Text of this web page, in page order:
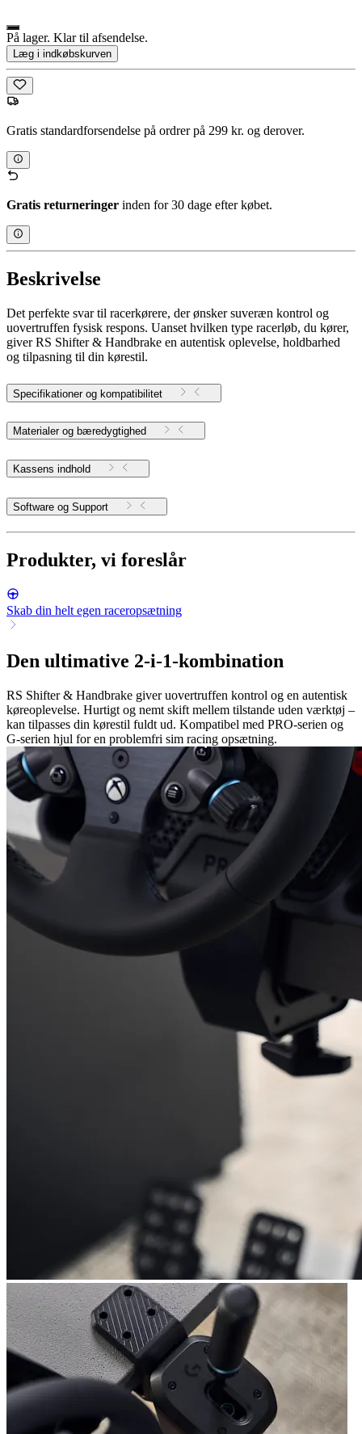
På lager. Klar til afsendelse.
Læg i indkøbskurven
Gratis standardforsendelse på ordrer på 299 kr. og derover.
Gratis returneringer inden for 30 dage efter købet.
Beskrivelse
Det perfekte svar til racerkørere, der ønsker suveræn kontrol og
uovertruffen fysisk respons. Uanset hvilken type racerløb, du kører,
giver RS Shifter & Handbrake en autentisk oplevelse, holdbarhed
og tilpasning til din kørestil.
Specifikationer og kompatibilitet
Materialer og bæredygtighed
Kassens indhold
Software og Support
Produkter, vi foreslår
Skab din helt egen raceropsætning
Den ultimative 2-i-1-kombination
RS Shifter & Handbrake giver uovertruffen kontrol og en autentisk
køreoplevelse. Hurtigt og nemt skift mellem tilstande uden værktøj –
kan tilpasses din kørestil fuldt ud. Kompatibel med PRO-serien og
G-serien hjul for en problemfri sim racing opsætning.